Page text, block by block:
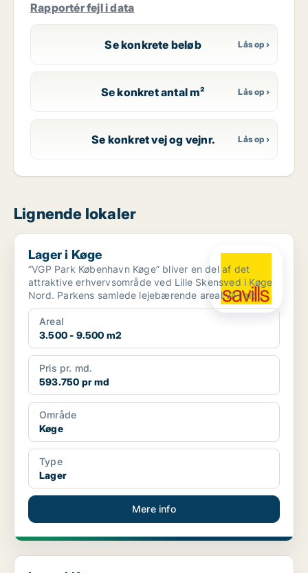
Rapportér fejl i data
Se konkrete beløb
Se konkret antal m²
Se konkret vej og vejnr.
Lignende lokaler
Lager i Køge
Lager i Køge
”VGP Park København Køge” bliver en del af det
attraktive erhvervsområde ved Lille Skensved i Køge
Nord. Parkens samlede lejebærende areal vil i alt
udgøre c...
Areal
3.500 - 9.500 m2
Pris pr. md.
593.750 pr md
Område
Køge
Type
Lager
Mere info
Lager i Køge